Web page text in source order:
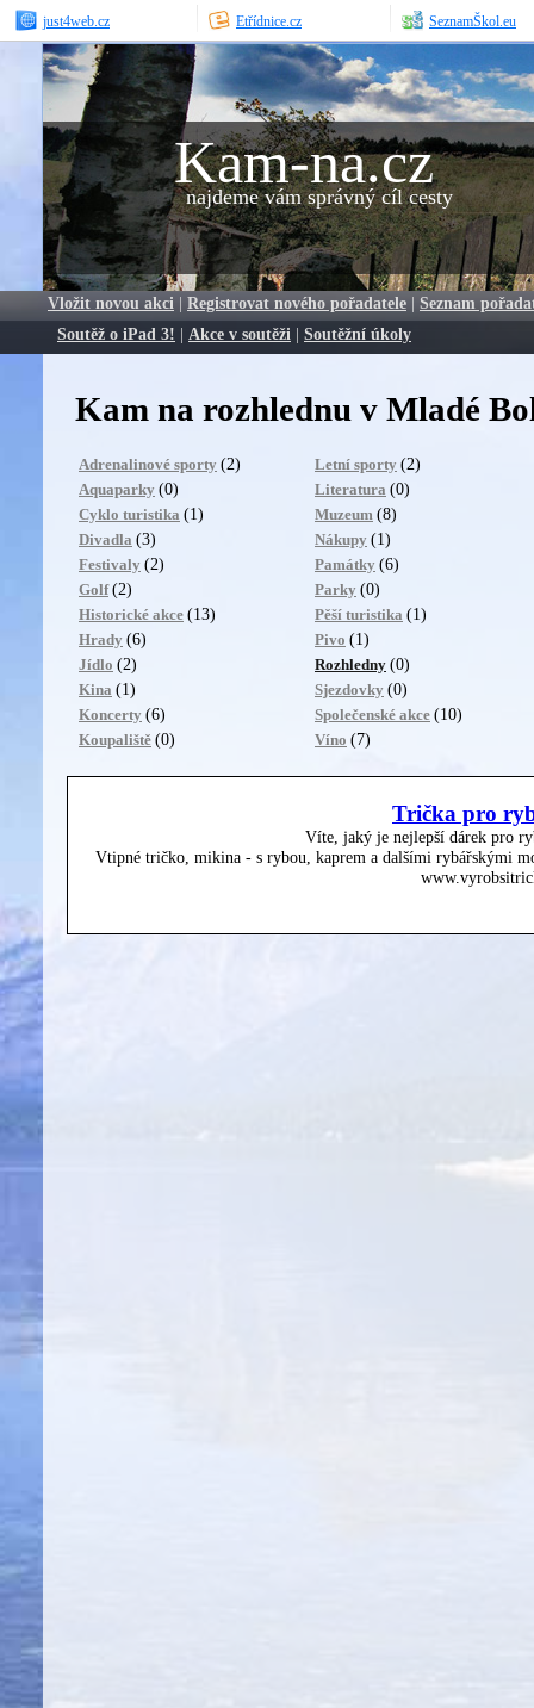
just4web.cz Etřídnice.cz SeznamŠkol.eu
Kam-na.cz
najdeme vám správný cíl cesty
Vložit novou akci | Registrovat nového pořadatele | Seznam
Soutěž o iPad 3! | Akce v soutěži | Soutěžní úkoly
Kam na rozhlednu v Mladé
Adrenalinové sporty (2)
Aquaparky (0)
Cyklo turistika (1)
Divadla (3)
Festivaly (2)
Golf (2)
Historické akce (13)
Hrady (6)
Jídlo (2)
Kina (1)
Koncerty (6)
Koupaliště (0)
Letní sporty (2)
Literatura (0)
Muzeum (8)
Nákupy (1)
Památky (6)
Parky (0)
Pěší turistika (1)
Pivo (1)
Rozhledny (0)
Sjezdovky (0)
Společenské akce (10)
Víno (7)
Trička pro
Víte, jaký je nejlepší dárek pro
Vtipné tričko, mikina - s rybou, kaprem a dalšími rybářskými